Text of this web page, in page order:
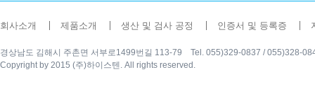
회사소개 제품소개 생산 및 검사 공정 인증서 및 등록증
경상남도 김해시 주촌면 서부로1499번길 113-79 Tel. 055)329-0837 / 055)328-
Copyright by 2015 (주)하이스텐. All rights reserved.